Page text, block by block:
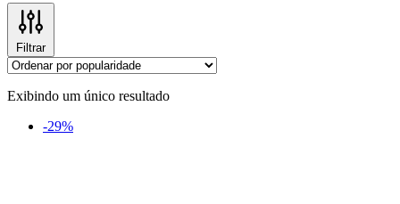
Filtrar
Exibindo um único resultado
-29%